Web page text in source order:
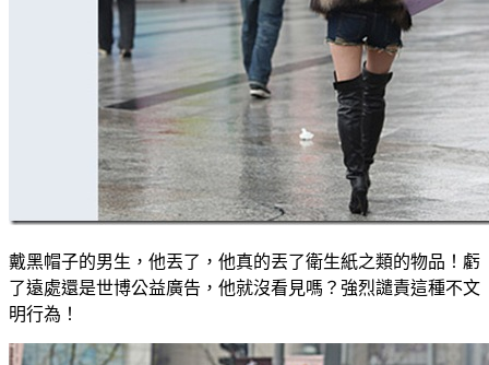
戴黑帽子的男生，他丟了，他真的丟了衛生紙之類的物品！虧
了遠處還是世博公益廣告，他就沒看見嗎？強烈譴責這種不文
明行為！